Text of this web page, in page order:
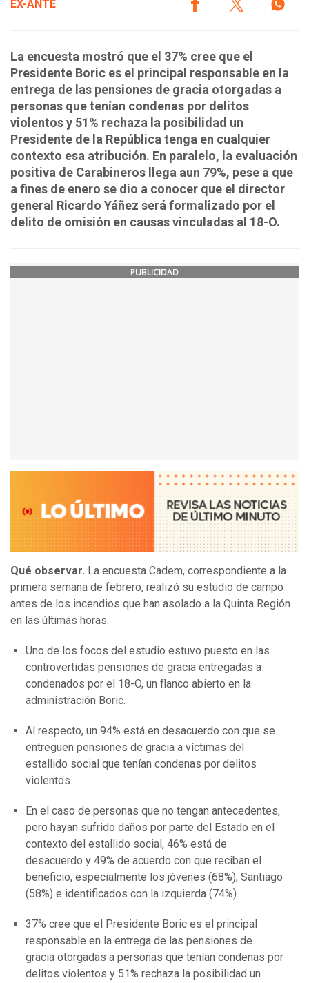
EX-ANTE
La encuesta mostró que el 37% cree que el
Presidente Boric es el principal responsable en la
entrega de las pensiones de gracia otorgadas a
personas que tenían condenas por delitos
violentos y 51% rechaza la posibilidad un
Presidente de la República tenga en cualquier
contexto esa atribución. En paralelo, la evaluación
positiva de Carabineros llega aun 79%, pese a que
a fines de enero se dio a conocer que el director
general Ricardo Yáñez será formalizado por el
delito de omisión en causas vinculadas al 18-O.
PUBLICIDAD
Qué observar. La encuesta Cadem, correspondiente a la
primera semana de febrero, realizó su estudio de campo
antes de los incendios que han asolado a la Quinta Región
en las últimas horas.
Uno de los focos del estudio estuvo puesto en las
controvertidas pensiones de gracia entregadas a
condenados por el 18-O, un flanco abierto en la
administración Boric.
Al respecto, un 94% está en desacuerdo con que se
entreguen pensiones de gracia a víctimas del
estallido social que tenían condenas por delitos
violentos.
En el caso de personas que no tengan antecedentes,
pero hayan sufrido daños por parte del Estado en el
contexto del estallido social, 46% está de
desacuerdo y 49% de acuerdo con que reciban el
beneficio, especialmente los jóvenes (68%), Santiago
(58%) e identificados con la izquierda (74%).
37% cree que el Presidente Boric es el principal
responsable en la entrega de las pensiones de
gracia otorgadas a personas que tenían condenas por
delitos violentos y 51% rechaza la posibilidad un